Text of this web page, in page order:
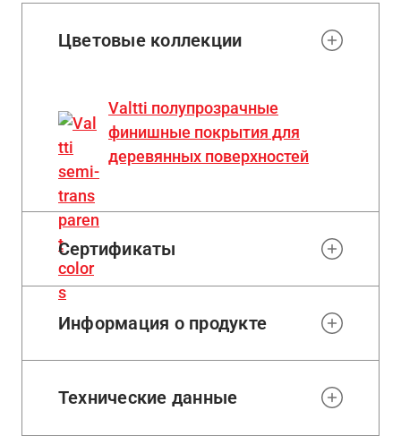
Цветовые коллекции
Valtti полупрозрачные
финишные покрытия для
деревянных поверхностей
Сертификаты
Информация о продукте
Технические данные